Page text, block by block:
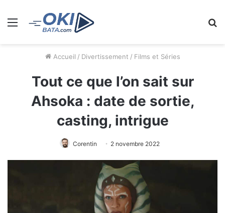
Menu
Accueil / Divertissement / Films et Séries
Tout ce que l’on sait sur
Ahsoka : date de sortie,
casting, intrigue
Corentin 2 novembre 2022